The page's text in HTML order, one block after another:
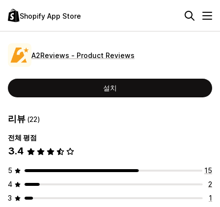
Shopify App Store
A2Reviews ‑ Product Reviews
설치
리뷰 (22)
전체 평점
3.4
5
15
4
2
3
1